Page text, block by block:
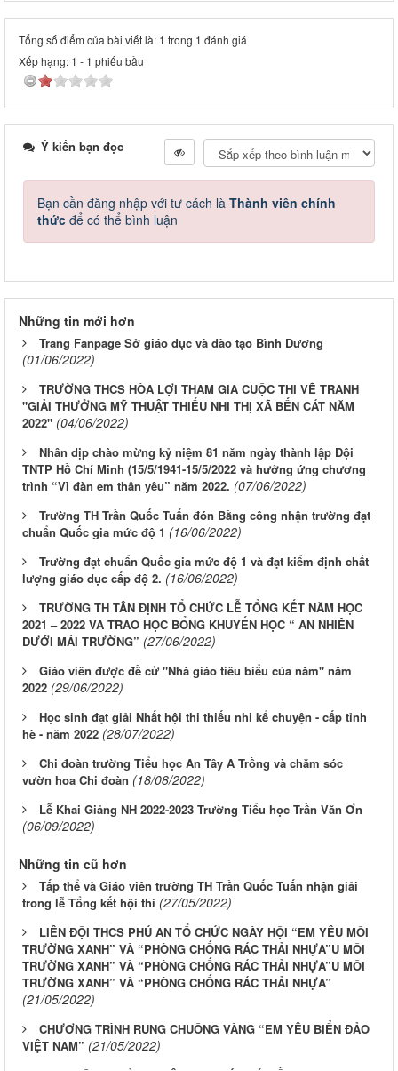
Tổng số điểm của bài viết là: 1 trong 1 đánh giá
Xếp hạng: 1 - 1 phiếu bầu
Ý kiến bạn đọc
Bạn cần đăng nhập với tư cách là Thành viên chính
thức để có thể bình luận
Những tin mới hơn
Trang Fanpage Sở giáo dục và đào tạo Bình Dương
(01/06/2022)
TRƯỜNG THCS HÒA LỢI THAM GIA CUỘC THI VẼ TRANH
"GIẢI THƯỞNG MỸ THUẬT THIẾU NHI THỊ XÃ BẾN CÁT NĂM
2022" (04/06/2022)
Nhân dịp chào mừng kỷ niệm 81 năm ngày thành lập Đội
TNTP Hồ Chí Minh (15/5/1941-15/5/2022 và hưởng ứng chương
trình “Vì đàn em thân yêu” năm 2022. (07/06/2022)
Trường TH Trần Quốc Tuấn đón Bằng công nhận trường đạt
chuẩn Quốc gia mức độ 1 (16/06/2022)
Trường đạt chuẩn Quốc gia mức độ 1 và đạt kiểm định chất
lượng giáo dục cấp độ 2. (16/06/2022)
TRƯỜNG TH TÂN ĐỊNH TỔ CHỨC LỄ TỔNG KẾT NĂM HỌC
2021 – 2022 VÀ TRAO HỌC BỔNG KHUYẾN HỌC “ AN NHIÊN
DƯỚI MÁI TRƯỜNG” (27/06/2022)
Giáo viên được đề cử "Nhà giáo tiêu biểu của năm" năm
2022 (29/06/2022)
Học sinh đạt giải Nhất hội thi thiếu nhi kể chuyện - cấp tỉnh
hè - năm 2022 (28/07/2022)
Chi đoàn trường Tiểu học An Tây A Trồng và chăm sóc
vườn hoa Chi đoàn (18/08/2022)
Lễ Khai Giảng NH 2022-2023 Trường Tiểu học Trần Văn Ơn
(06/09/2022)
Những tin cũ hơn
Tấp thể và Giáo viên trường TH Trần Quốc Tuấn nhận giải
trong lễ Tổng kết hội thi (27/05/2022)
LIÊN ĐỘI THCS PHÚ AN TỔ CHỨC NGÀY HỘI “EM YÊU MÔI
TRƯỜNG XANH” VÀ “PHÒNG CHỐNG RÁC THẢI NHỰA”U MÔI
TRƯỜNG XANH” VÀ “PHÒNG CHỐNG RÁC THẢI NHỰA”U MÔI
TRƯỜNG XANH” VÀ “PHÒNG CHỐNG RÁC THẢI NHỰA”
(21/05/2022)
CHƯƠNG TRÌNH RUNG CHUÔNG VÀNG “EM YÊU BIỂN ĐẢO
VIỆT NAM” (21/05/2022)